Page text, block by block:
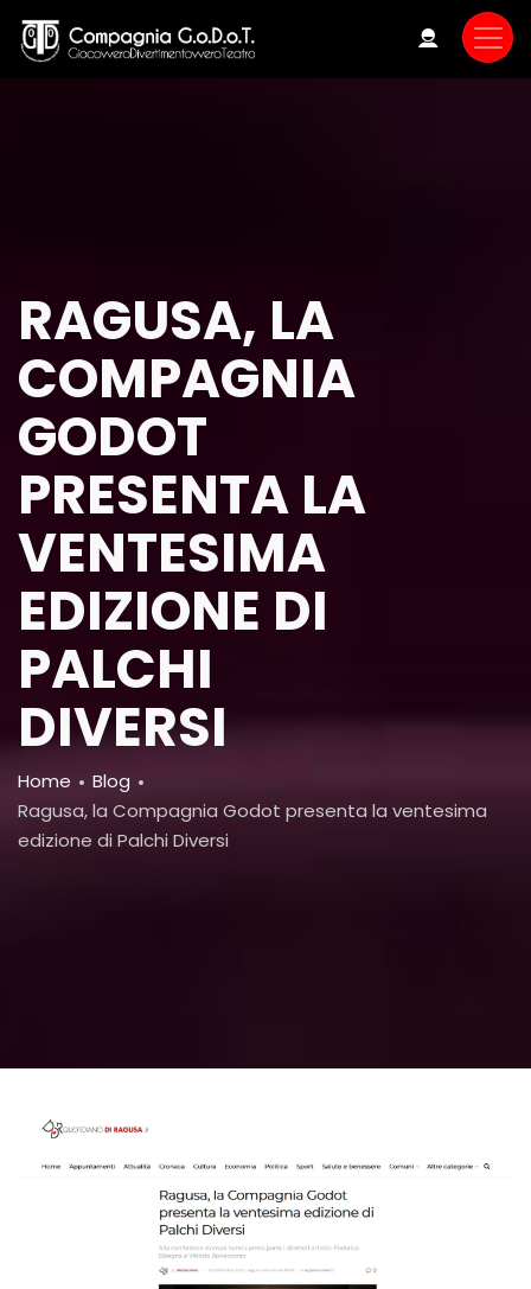
main
RAGUSA, LA
COMPAGNIA
GODOT
PRESENTA LA
VENTESIMA
EDIZIONE DI
PALCHI
DIVERSI
Breadcrumb
Home
Blog
Ragusa, la Compagnia Godot presenta la ventesima
edizione di Palchi Diversi